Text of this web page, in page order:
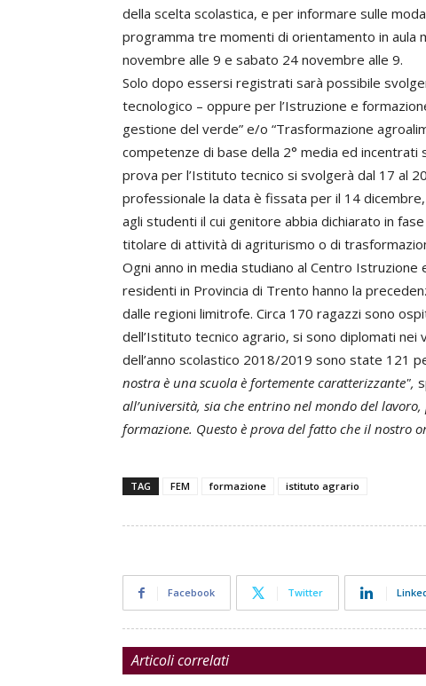
della scelta scolastica, e per informare sulle
programma tre momenti di orientamento in aula
novembre alle 9 e sabato 24 novembre alle 9.
Solo dopo essersi registrati sarà possibile
tecnologico – oppure per l’Istruzione e
gestione del verde” e/o “Trasformazione
competenze di base della 2° media ed incentrati
prova per l’Istituto tecnico si svolgerà dal 17 al
professionale la data è fissata per il 14
agli studenti il cui genitore abbia dichiarato in
titolare di attività di agriturismo o di
Ogni anno in media studiano al Centro
residenti in Provincia di Trento hanno la
dalle regioni limitrofe. Circa 170 ragazzi sono
dell’Istituto tecnico agrario, si sono diplomati
dell’anno scolastico 2018/2019 sono state 121
nostra è una scuola è fortemente caratterizzante",
all’università, sia che entrino nel mondo del
formazione. Questo è prova del fatto che il nostro
TAG FEM formazione istituto agrario
Facebook Twitter
Articoli correlati